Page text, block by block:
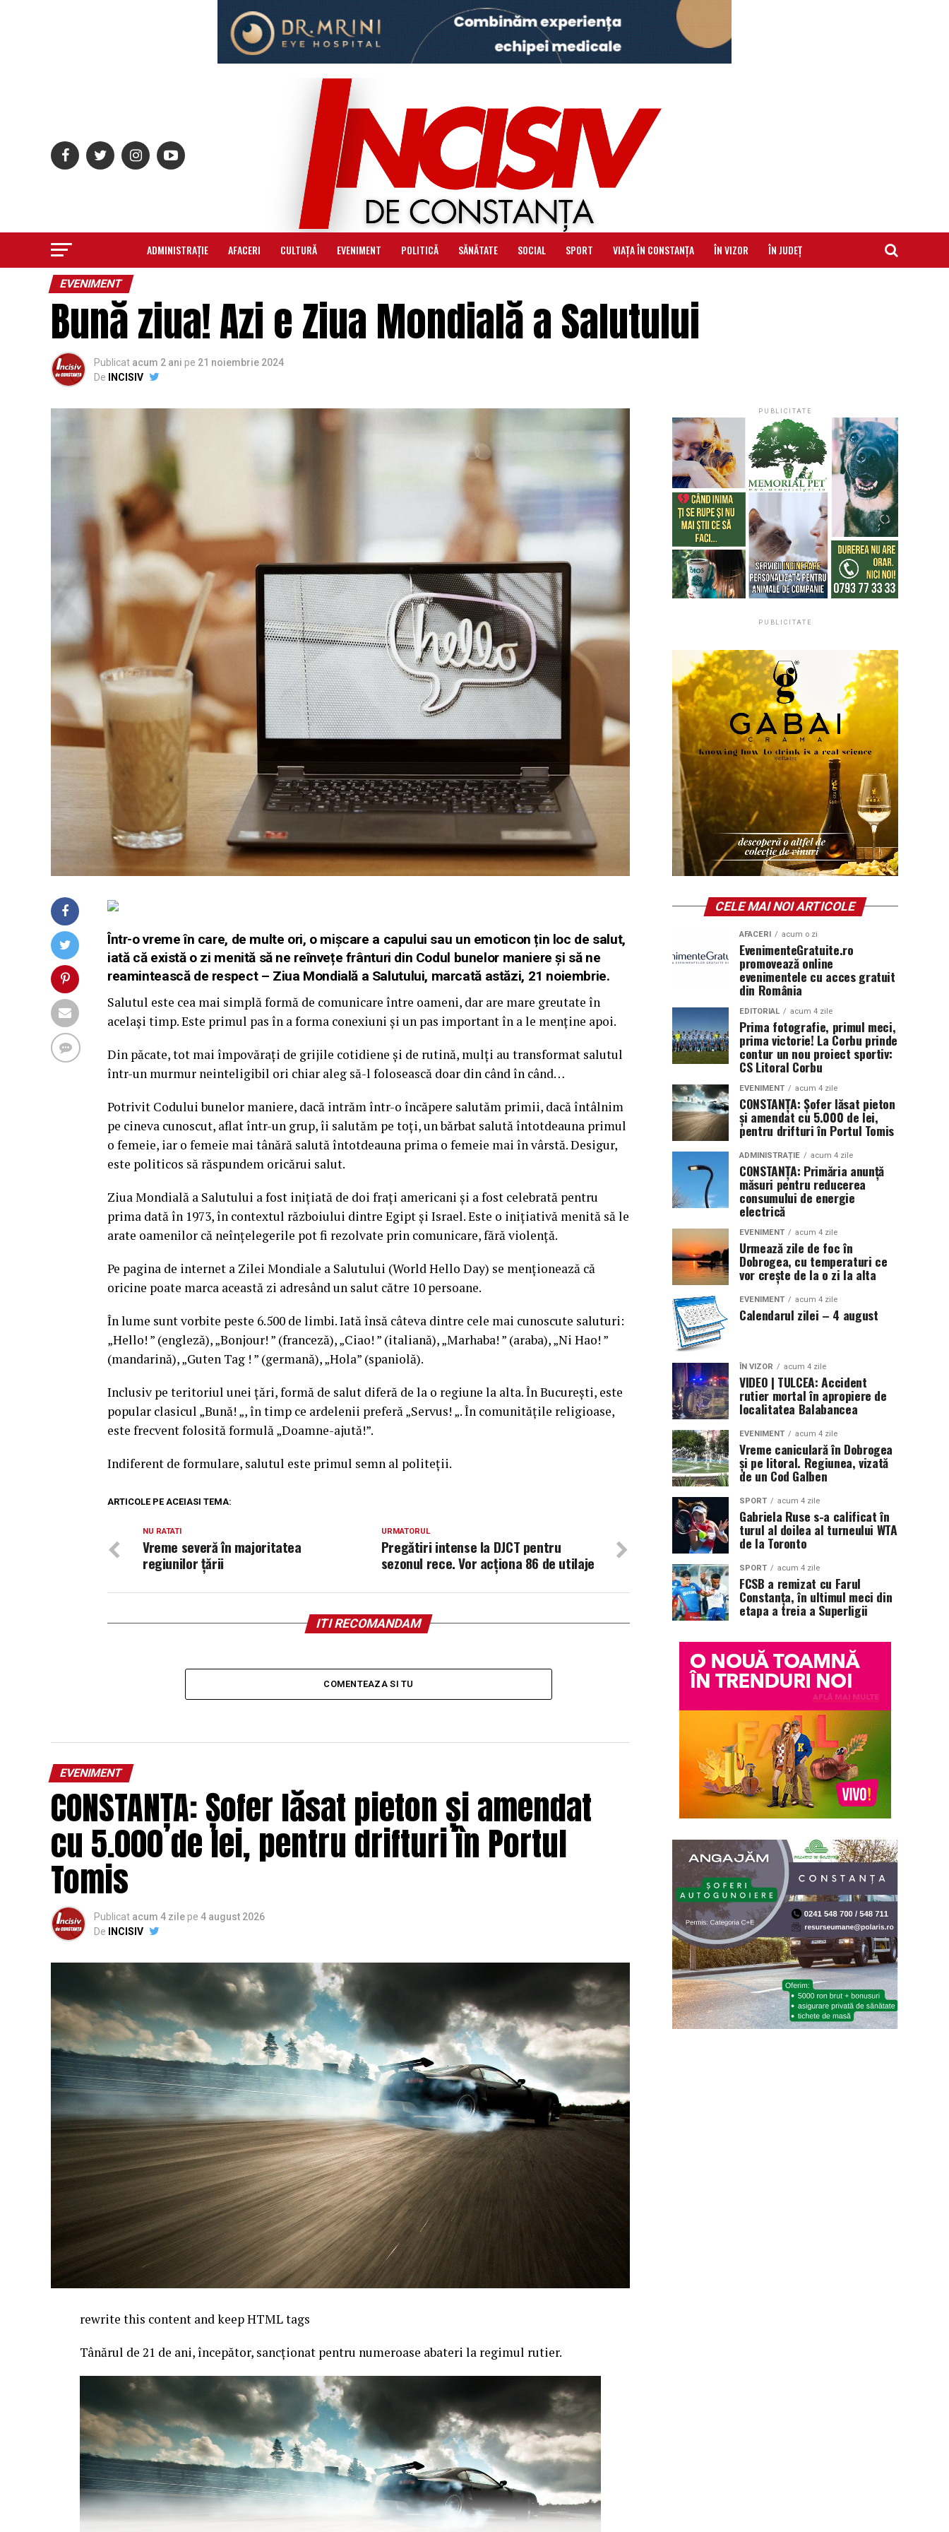
ADMINISTRAȚIE AFACERI CULTURĂ EVENIMENT POLITICĂ SĂNĂTATE SOCIAL SPORT VIAȚA ÎN CONSTANȚA ÎN VIZOR ÎN JUDEȚ
EVENIMENT
Bună ziua! Azi e Ziua Mondială a Salutului
Publicat acum 2 ani pe 21 noiembrie 2024
De
INCISIV
Într-o vreme în care, de multe ori, o mișcare a capului sau un emoticon țin loc de salut,
iată că există o zi menită să ne reînvețe frânturi din Codul bunelor maniere și să ne
reamintească de respect – Ziua Mondială a Salutului, marcată astăzi, 21 noiembrie.
Salutul este cea mai simplă formă de comunicare între oameni, dar are mare greutate în
același timp. Este primul pas în a forma conexiuni și un pas important în a le menține apoi.
Din păcate, tot mai împovărați de grijile cotidiene și de rutină, mulți au transformat salutul
într-un murmur neinteligibil ori chiar aleg să-l folosească doar din când în când…
Potrivit Codului bunelor maniere, dacă intrăm într-o încăpere salutăm primii, dacă întâlnim
pe cineva cunoscut, aflat într-un grup, îi salutăm pe toți, un bărbat salută întotdeauna primul
o femeie, iar o femeie mai tânără salută întotdeauna prima o femeie mai în vârstă. Desigur,
este politicos să răspundem oricărui salut.
Ziua Mondială a Salutului a fost inițiată de doi frați americani și a fost celebrată pentru
prima dată în 1973, în contextul războiului dintre Egipt și Israel. Este o inițiativă menită să le
arate oamenilor că neînțelegerile pot fi rezolvate prin comunicare, fără violență.
Pe pagina de internet a Zilei Mondiale a Salutului (World Hello Day) se menționează că
oricine poate marca această zi adresând un salut către 10 persoane.
În lume sunt vorbite peste 6.500 de limbi. Iată însă câteva dintre cele mai cunoscute saluturi:
„Hello! ” (engleză), „Bonjour! ” (franceză), „Ciao! ” (italiană), „Marhaba! ” (araba), „Ni Hao! ”
(mandarină), „Guten Tag ! ” (germană), „Hola” (spaniolă).
Inclusiv pe teritoriul unei țări, formă de salut diferă de la o regiune la alta. În București, este
popular clasicul „Bună! „, în timp ce ardelenii preferă „Servus! „. În comunitățile religioase,
este frecvent folosită formulă „Doamne-ajută!”.
Indiferent de formulare, salutul este primul semn al politeții.
ARTICOLE PE ACEIASI TEMA:
URMATORUL
Pregătiri intense la DJCT pentru
sezonul rece. Vor acționa 86 de utilaje
NU RATATI
Vreme severă în majoritatea
regiunilor țării
ITI RECOMANDAM
COMENTEAZA SI TU
EVENIMENT
CONSTANȚA: Șofer lăsat pieton și amendat
cu 5.000 de lei, pentru drifturi în Portul
Tomis
Publicat acum 4 zile pe 4 august 2026
De
INCISIV
rewrite this content and keep HTML tags
Tânărul de 21 de ani, începător, sancționat pentru numeroase abateri la regimul rutier.
PUBLICITATE
PUBLICITATE
CELE MAI NOI ARTICOLE
AFACERI acum o zi
EvenimenteGratuite.ro
promovează online
evenimentele cu acces gratuit
din România
EDITORIAL acum 4 zile
Prima fotografie, primul meci,
prima victorie! La Corbu prinde
contur un nou proiect sportiv:
CS Litoral Corbu
EVENIMENT acum 4 zile
CONSTANȚA: Șofer lăsat pieton
și amendat cu 5.000 de lei,
pentru drifturi în Portul Tomis
ADMINISTRAȚIE acum 4 zile
CONSTANȚA: Primăria anunță
măsuri pentru reducerea
consumului de energie
electrică
EVENIMENT acum 4 zile
Urmează zile de foc în
Dobrogea, cu temperaturi ce
vor crește de la o zi la alta
EVENIMENT acum 4 zile
Calendarul zilei – 4 august
ÎN VIZOR acum 4 zile
VIDEO | TULCEA: Accident
rutier mortal în apropiere de
localitatea Balabancea
EVENIMENT acum 4 zile
Vreme caniculară în Dobrogea
și pe litoral. Regiunea, vizată
de un Cod Galben
SPORT acum 4 zile
Gabriela Ruse s-a calificat în
turul al doilea al turneului WTA
de la Toronto
SPORT acum 4 zile
FCSB a remizat cu Farul
Constanța, în ultimul meci din
etapa a treia a Superligii